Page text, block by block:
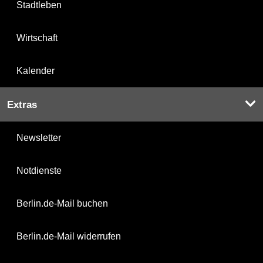
Stadtleben
Wirtschaft
Kalender
Extras
Newsletter
Notdienste
Berlin.de-Mail buchen
Berlin.de-Mail widerrufen